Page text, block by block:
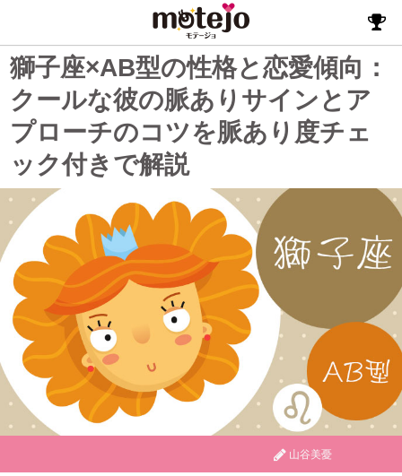
獅子座×AB型の性格と恋愛傾向：
クールな彼の脈ありサインとア
プローチのコツを脈あり度チェ
ック付きで解説
山谷美憂